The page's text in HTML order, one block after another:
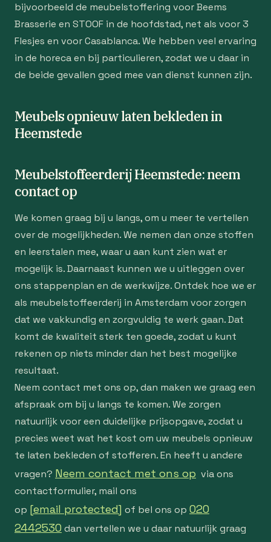
bijvoorbeeld de meubelstoffering voor Beems
Brasserie en STOOF in de hoofdstad, net als voor 3
Flesjes en voor Casablanca. We hebben veel ervaring
in de horeca en bij particulieren, zodat we u daar in
de beide gevallen goed mee van dienst kunnen zijn.
Meubels opnieuw laten bekleden in
Heemstede
Meubelstoffeerderij Heemstede: neem
contact op
We komen graag bij u langs, om u meer te vertellen
over de mogelijkheden. We nemen dan onze stoffen
en leerstalen mee, waar u aan kunt zien wat er
mogelijk is. Daarnaast kunnen we u uitleggen over
ons stappenplan en de werkwijze. Ontdek hoe we er
als meubelstoffeerderij in Amsterdam voor zorgen
dat we vakkundig en zorgvuldig te werk gaan. Dat
komt de kwaliteit sterk ten goede, zodat u kunt
rekenen op niets minder dan het best mogelijke
resultaat.
Neem contact met ons op, dan maken we graag een
afspraak om bij u langs te komen. We zorgen
natuurlijk voor een duidelijke prijsopgave, zodat u
precies weet wat het kost om uw meubels opnieuw
te laten bekleden of stofferen. En heeft u andere
vragen? Neem contact met ons op via ons
contactformulier, mail ons
op [email protected] of bel ons op 020
2442530 dan vertellen we u daar natuurlijk graag